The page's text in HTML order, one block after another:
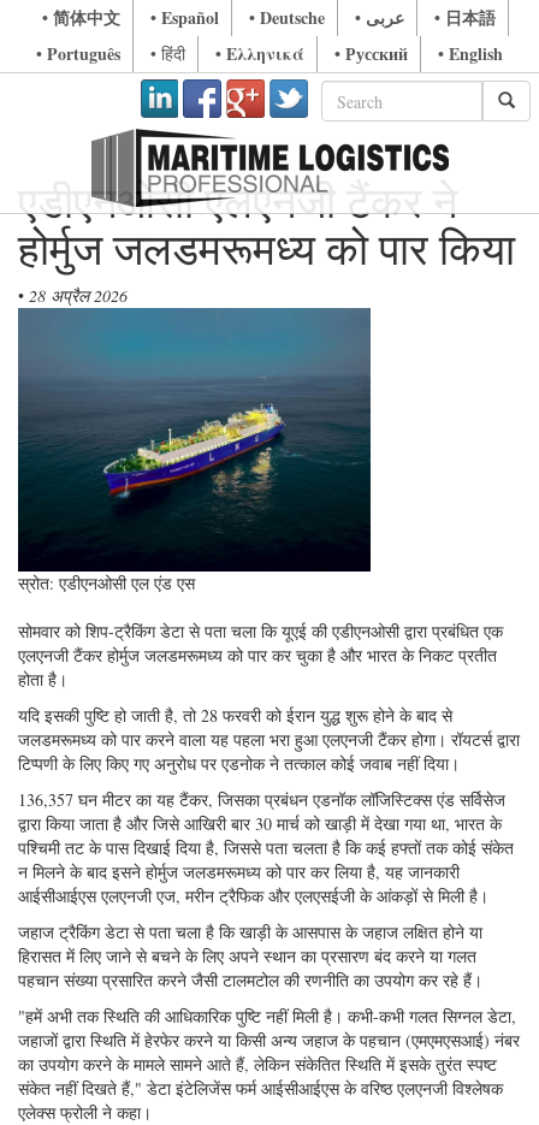
• 简体中文 • Español • Deutsche • عربى
• 日本語
• Português
• हिंदी • Ελληνικά • Русский • English
एडीएनओसी एलएनजी टैंकर ने
होर्मुज जलडमरूमध्य को पार किया
• 28 अप्रैल 2026
स्रोत: एडीएनओसी एल एंड एस
सोमवार को शिप-ट्रैकिंग डेटा से पता चला कि यूएई की एडीएनओसी द्वारा प्रबंधित एक
एलएनजी टैंकर होर्मुज जलडमरूमध्य को पार कर चुका है और भारत के निकट प्रतीत
होता है।
यदि इसकी पुष्टि हो जाती है, तो 28 फरवरी को ईरान युद्ध शुरू होने के बाद से
जलडमरूमध्य को पार करने वाला यह पहला भरा हुआ एलएनजी टैंकर होगा। रॉयटर्स द्वारा
टिप्पणी के लिए किए गए अनुरोध पर एडनोक ने तत्काल कोई जवाब नहीं दिया।
136,357 घन मीटर का यह टैंकर, जिसका प्रबंधन एडनॉक लॉजिस्टिक्स एंड सर्विसेज
द्वारा किया जाता है और जिसे आखिरी बार 30 मार्च को खाड़ी में देखा गया था, भारत के
पश्चिमी तट के पास दिखाई दिया है, जिससे पता चलता है कि कई हफ्तों तक कोई संकेत
न मिलने के बाद इसने होर्मुज जलडमरूमध्य को पार कर लिया है, यह जानकारी
आईसीआईएस एलएनजी एज, मरीन ट्रैफिक और एलएसईजी के आंकड़ों से मिली है।
जहाज ट्रैकिंग डेटा से पता चला है कि खाड़ी के आसपास के जहाज लक्षित होने या
हिरासत में लिए जाने से बचने के लिए अपने स्थान का प्रसारण बंद करने या गलत
पहचान संख्या प्रसारित करने जैसी टालमटोल की रणनीति का उपयोग कर रहे हैं।
"हमें अभी तक स्थिति की आधिकारिक पुष्टि नहीं मिली है। कभी-कभी गलत सिग्नल डेटा,
जहाजों द्वारा स्थिति में हेरफेर करने या किसी अन्य जहाज के पहचान (एमएमएसआई) नंबर
का उपयोग करने के मामले सामने आते हैं, लेकिन संकेतित स्थिति में इसके तुरंत स्पष्ट
संकेत नहीं दिखते हैं," डेटा इंटेलिजेंस फर्म आईसीआईएस के वरिष्ठ एलएनजी विश्लेषक
एलेक्स फ्रोली ने कहा।